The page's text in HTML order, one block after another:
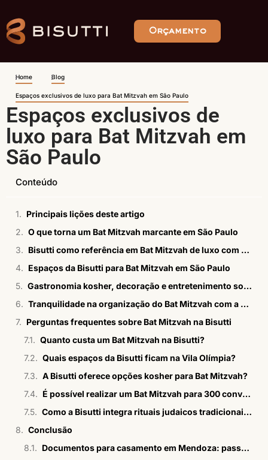
Orçamento
Home Blog
Espaços exclusivos de luxo para Bat Mitzvah em São Paulo
Espaços exclusivos de
luxo para Bat Mitzvah em
São Paulo
Conteúdo
Principais lições deste artigo
O que torna um Bat Mitzvah marcante em São Paulo
Bisutti como referência em Bat Mitzvah de luxo com operação end-to-end
Espaços da Bisutti para Bat Mitzvah em São Paulo
Gastronomia kosher, decoração e entretenimento sob medida
Tranquilidade na organização do Bat Mitzvah com a Bisutti
Perguntas frequentes sobre Bat Mitzvah na Bisutti
Quanto custa um Bat Mitzvah na Bisutti?
Quais espaços da Bisutti ficam na Vila Olímpia?
A Bisutti oferece opções kosher para Bat Mitzvah?
É possível realizar um Bat Mitzvah para 300 convidados?
Como a Bisutti integra rituais judaicos tradicionais?
Conclusão
Documentos para casamento em Mendoza: passo a passo em 2026